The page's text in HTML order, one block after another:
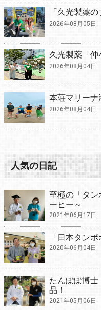
「久光製薬
2026年08月05日
久光製薬「
2026年08月04日
本荘マリーナ
2026年08月04日
人気の日記
至極の「タン
ーヒー～
2021年06月17日
「日本タン
2020年06月04日
たんぽぽ博
品！
2021年05月06日